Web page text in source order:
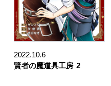
2022.10.6
賢者の魔道具工房 2